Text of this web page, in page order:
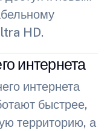
HD.
интернета
интернета
быстрее,
территорию, а